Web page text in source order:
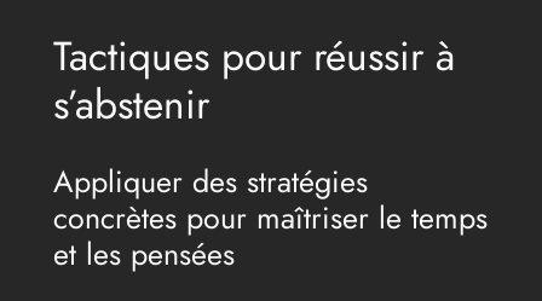
Tactiques pour réussir à
s’abstenir
Appliquer des stratégies
concrètes pour maîtriser le temps
et les pensées